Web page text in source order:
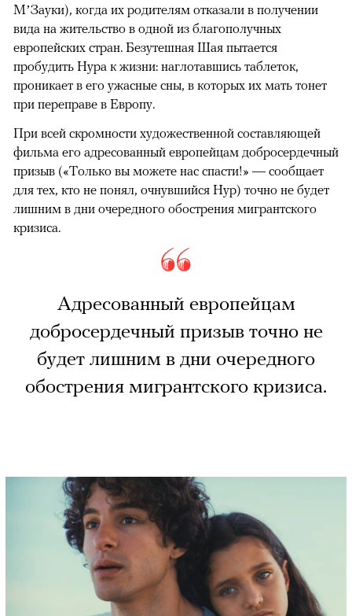
М’Зауки), когда их родителям отказали в получении
вида на жительство в одной из благополучных
европейских стран. Безутешная Шая пытается
пробудить Нура к жизни: наглотавшись таблеток,
проникает в его ужасные сны, в которых их мать тонет
при переправе в Европу.
При всей скромности художественной составляющей
фильма его адресованный европейцам добросердечный
призыв («Только вы можете нас спасти!» — сообщает
для тех, кто не понял, очнувшийся Нур) точно не будет
лишним в дни очередного обострения мигрантского
кризиса.
Адресованный европейцам
добросердечный призыв точно не
будет лишним в дни очередного
обострения мигрантского кризиса.